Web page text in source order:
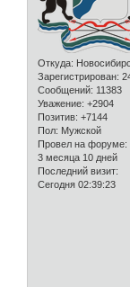
Откуда:
Зарегистрирован:
Сообщений: 11383
Уважение: +2904
Позитив: +7144
Пол: Мужской
Провел на форуме:
3 месяца 10 дней
Последний визит:
Сегодня 02:39:23